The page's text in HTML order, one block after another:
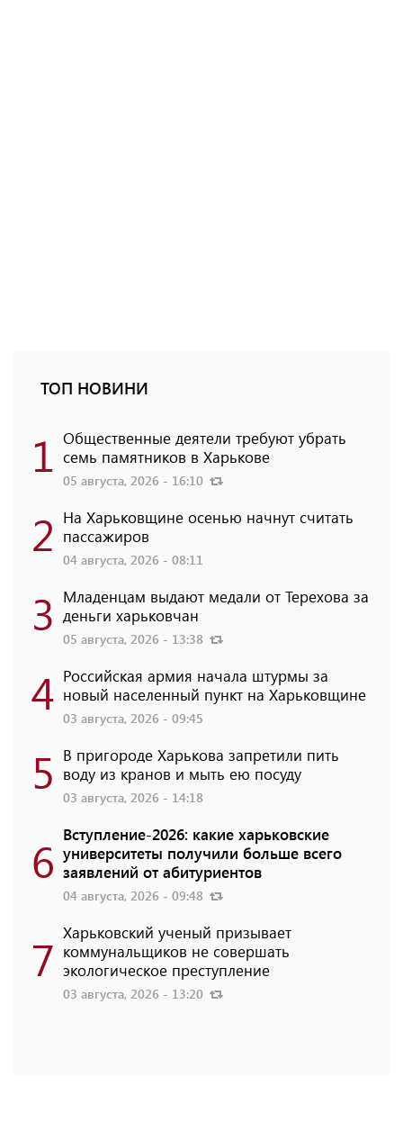
ТОП НОВИНИ
1 Общественные деятели требуют убрать
семь памятников в Харькове
05 августа, 2026 - 16:10
2 На Харьковщине осенью начнут считать
пассажиров
04 августа, 2026 - 08:11
3 Младенцам выдают медали от Терехова за
деньги харьковчан
05 августа, 2026 - 13:38
4 Российская армия начала штурмы за
новый населенный пункт на Харьковщине
03 августа, 2026 - 09:45
5 В пригороде Харькова запретили пить
воду из кранов и мыть ею посуду
03 августа, 2026 - 14:18
6 Вступление-2026: какие харьковские
университеты получили больше всего
заявлений от абитуриентов
04 августа, 2026 - 09:48
7 Харьковский ученый призывает
коммунальщиков не совершать
экологическое преступление
03 августа, 2026 - 13:20